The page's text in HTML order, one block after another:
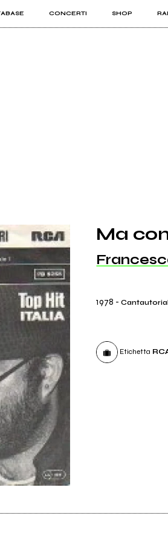
CONCERTI SHOP
PRO
Ma
1978 -
Etichetta